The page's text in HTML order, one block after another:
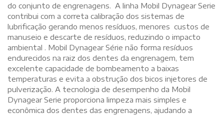
do conjunto de engrenagens. A linha Mobil Dynagear Serie
contribui com a correta calibração dos sistemas de
lubrificação gerando menos resíduos, menores custos de
manuseio e descarte de resíduos, reduzindo o impacto
ambiental . Mobil Dynagear Série não forma resíduos
endurecidos na raiz dos dentes da engrenagem, tem
excelente capacidade de bombeamento a baixas
temperaturas e evita a obstrução dos bicos injetores de
pulverização. A tecnologia de desempenho da Mobil
Dynagear Serie proporciona limpeza mais simples e
econômica dos dentes das engrenagens, ajudando a